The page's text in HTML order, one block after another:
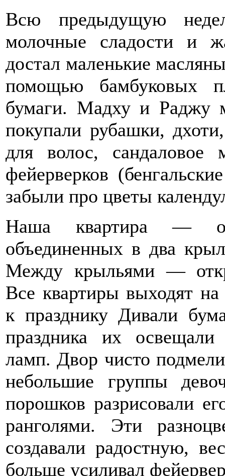
Всю предыдущую
молочные сладости и
достал маленькие
помощью бамбуковых
бумаги. Мадху и Раджу
покупали рубашки,
для волос,
фейерверков
забыли про цветы
Наша квартира —
объединенных в два
Между крыльями —
Все квартиры выходят
к празднику Дивали
праздника их
ламп. Двор чисто
небольшие группы
порошков разрисовали
ранголями. Эти
создавали радостную,
больше усиливал